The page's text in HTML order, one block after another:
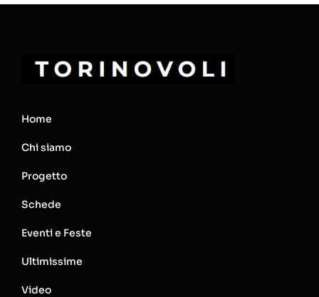
Home
Chi siamo
Progetto
Schede
Eventi e Feste
Ultimissime
Video